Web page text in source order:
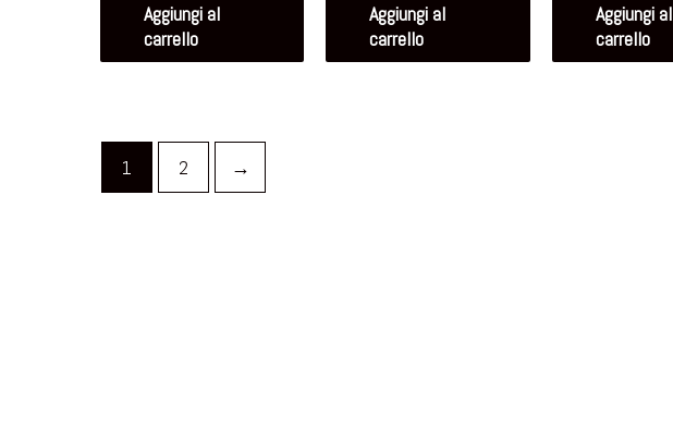
Aggiungi al
carrello
Aggiungi al
carrello
Aggiungi al
carrello
1 2 →